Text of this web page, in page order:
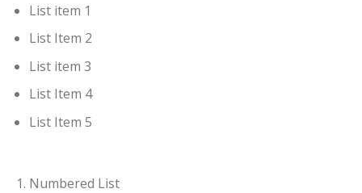
List item 1
List Item 2
List item 3
List Item 4
List Item 5
Numbered List